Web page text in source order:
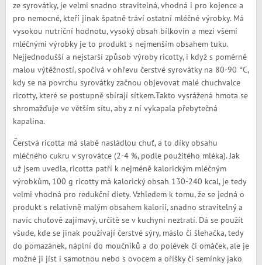
ze syrovátky, je velmi snadno stravitelná, vhodná i pro kojence a
pro nemocné, kteří jinak špatně tráví ostatní mléčné výrobky. Má
vysokou nutriční hodnotu, vysoký obsah bílkovin a mezi všemi
mléčnými výrobky je to produkt s nejmenším obsahem tuku.
Nejjednodušší a nejstarší způsob výroby ricotty, i když s poměrně
malou výtěžností, spočívá v ohřevu čerstvé syrovátky na 80-90 °C,
kdy se na povrchu syrovátky začnou objevovat malé chuchvalce
ricotty, které se postupně sbírají sítkem.Takto vysrážená hmota se
shromažďuje ve větším sítu, aby z ní vykapala přebytečná
kapalina.
Čerstvá ricotta má slabě nasládlou chuť, a to díky obsahu
mléčného cukru v syrovátce (2-4 %, podle použitého mléka). Jak
už jsem uvedla, ricotta patří k nejméně kalorickým mléčným
výrobkům, 100 g ricotty má kalorický obsah 130-240 kcal, je tedy
velmi vhodná pro redukční diety. Vzhledem k tomu, že se jedná o
produkt s relativně malým obsahem kalorií, snadno stravitelný a
navíc chuťově zajímavý, určitě se v kuchyni neztratí. Dá se použít
všude, kde se jinak používají čerstvé sýry, máslo či šlehačka, tedy
do pomazánek, náplní do moučníků a do polévek či omáček, ale je
možné ji jíst i samotnou nebo s ovocem a oříšky či semínky jako